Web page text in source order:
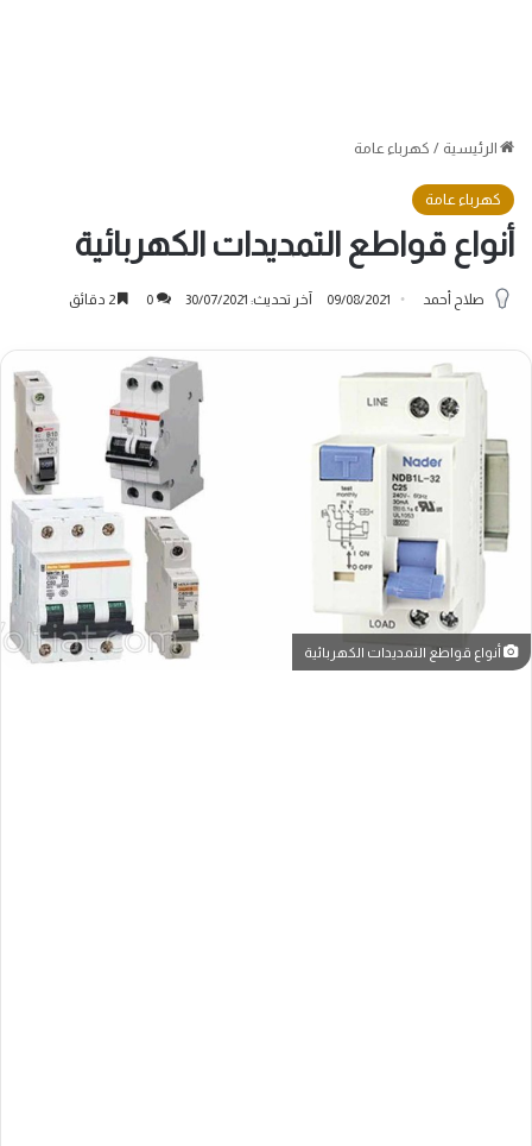
الرئيسية / كهرباء عامة
كهرباء عامة
أنواع قواطع التمديدات الكهربائية
صلاح أحمد 09/08/2021 آخر تحديث: 30/07/2021 0
أنواع قواطع التمديدات الكهربائية